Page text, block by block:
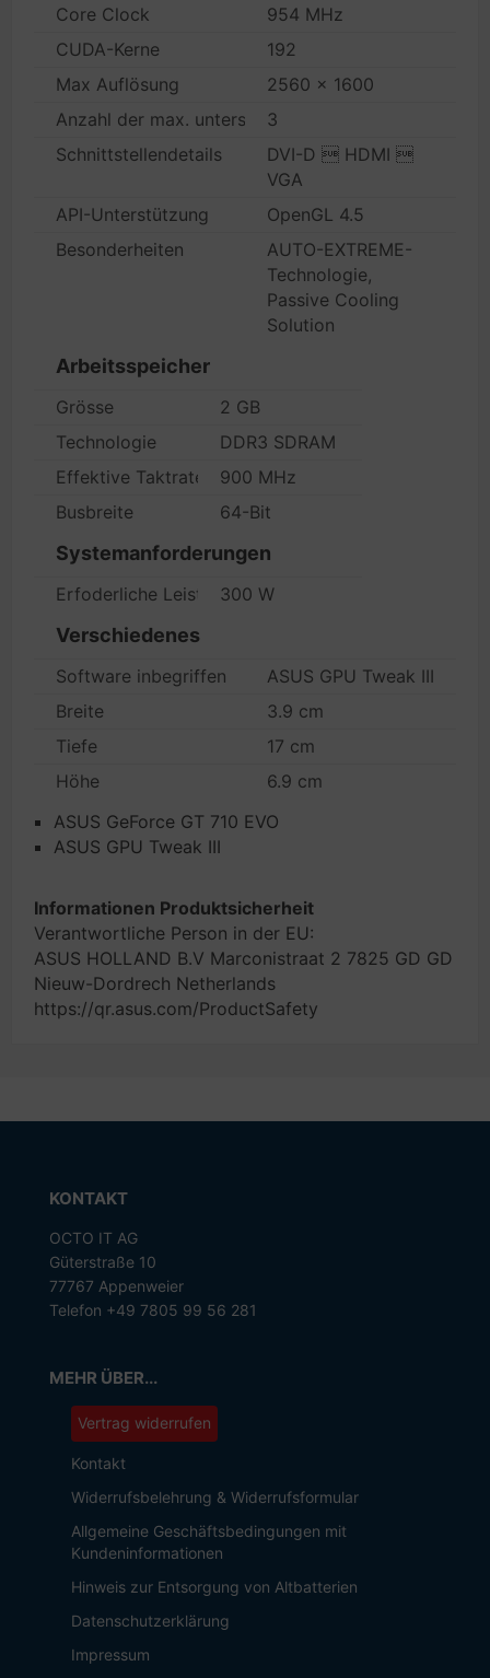
Core Clock
954 MHz
CUDA-Kerne
192
Max Auflösung
2560 x 1600
Anzahl der max. unterstützten Bildschirme
3
Schnittstellendetails
DVI-D  HDMI 
VGA
API-Unterstützung
OpenGL 4.5
Besonderheiten
AUTO-EXTREME-
Technologie,
Passive Cooling
Solution
Arbeitsspeicher
Grösse
2 GB
Technologie
DDR3 SDRAM
Effektive Taktrate
900 MHz
Busbreite
64-Bit
Systemanforderungen
Erfoderliche Leistungsversorgung
300 W
Verschiedenes
Software inbegriffen
ASUS GPU Tweak III
Breite
3.9 cm
Tiefe
17 cm
Höhe
6.9 cm
ASUS GeForce GT 710 EVO
ASUS GPU Tweak III
Informationen Produktsicherheit
Verantwortliche Person in der EU:
ASUS HOLLAND B.V Marconistraat 2 7825 GD GD
Nieuw-Dordrech Netherlands
https://qr.asus.com/ProductSafety
KONTAKT
OCTO IT AG
Güterstraße 10
77767 Appenweier
Telefon +49 7805 99 56 281
MEHR ÜBER...
Vertrag widerrufen
Kontakt
Widerrufsbelehrung & Widerrufsformular
Allgemeine Geschäftsbedingungen mit
Kundeninformationen
Hinweis zur Entsorgung von Altbatterien
Datenschutzerklärung
Impressum